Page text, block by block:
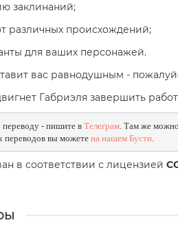
заклинаний;
различных происхождений;
для ваших персонажей.
вас равнодушным -
Габриэля завершить
переводу - пишите в Телеграм. Там же можно
вы можете на нашем Бусти.
в соответствии с лицензией